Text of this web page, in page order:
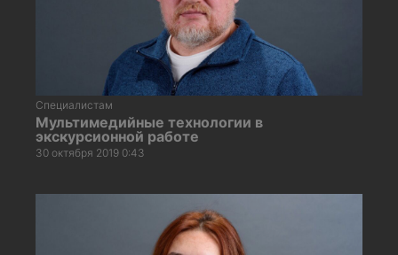
Специалистам
Мультимедийные технологии в
экскурсионной работе
30 октября 2019 0:43